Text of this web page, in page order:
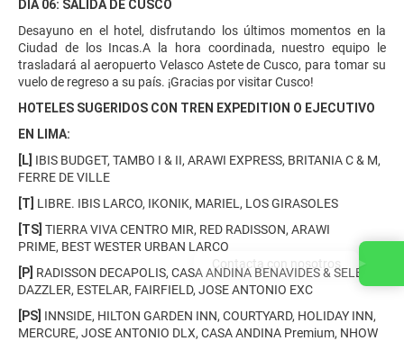
DÍA 06: SALIDA DE CUSCO
Desayuno en el hotel, disfrutando los últimos momentos en la
Ciudad de los Incas.A la hora coordinada, nuestro equipo le
trasladará al aeropuerto Velasco Astete de Cusco, para tomar su
vuelo de regreso a su país. ¡Gracias por visitar Cusco!
HOTELES SUGERIDOS CON TREN EXPEDITION O EJECUTIVO
EN LIMA:
[L] IBIS BUDGET, TAMBO I & II, ARAWI EXPRESS, BRITANIA C & M,
FERRE DE VILLE
[T] LIBRE. IBIS LARCO, IKONIK, MARIEL, LOS GIRASOLES
[TS] TIERRA VIVA CENTRO MIR, RED RADISSON, ARAWI
PRIME, BEST WESTER URBAN LARCO
[P] RADISSON DECAPOLIS, CASA ANDINA BENAVIDES & SELECT,
DAZZLER, ESTELAR, FAIRFIELD, JOSE ANTONIO EXC
[PS] INNSIDE, HILTON GARDEN INN, COURTYARD, HOLIDAY INN,
MERCURE, JOSE ANTONIO DLX, CASA ANDINA Premium, NHOW
Contacta con nosotros